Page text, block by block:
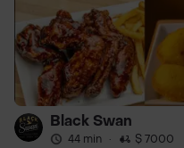
Black Swan
44 min · $ 7000